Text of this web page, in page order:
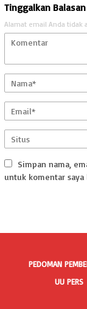
Tinggalkan Balasan
Alamat email Anda tidak
Simpan nama,
untuk komentar
PEDOMAN
UU PERS